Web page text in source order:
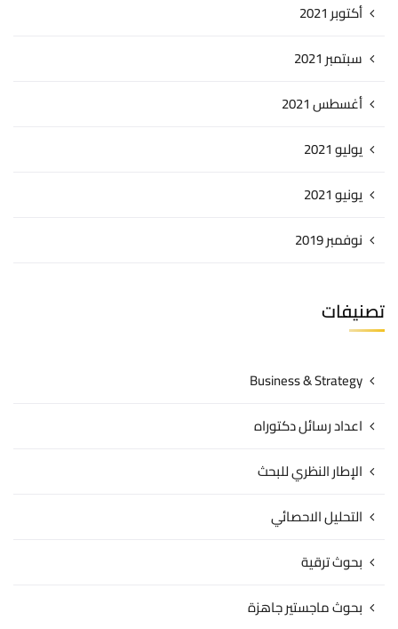
أكتوبر 2021
سبتمبر 2021
أغسطس 2021
يوليو 2021
يونيو 2021
نوفمبر 2019
تصنيفات
Business & Strategy
اعداد رسائل دكتوراه
الإطار النظري للبحث
التحليل الاحصائي
بحوث ترقية
بحوث ماجستير جاهزة